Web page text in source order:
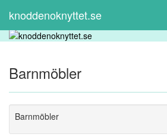
knoddenoknyttet.se
Barnmöbler
Barnmöbler